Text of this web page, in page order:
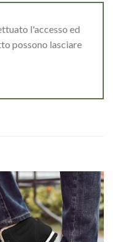
l'accesso ed
possono lasciare